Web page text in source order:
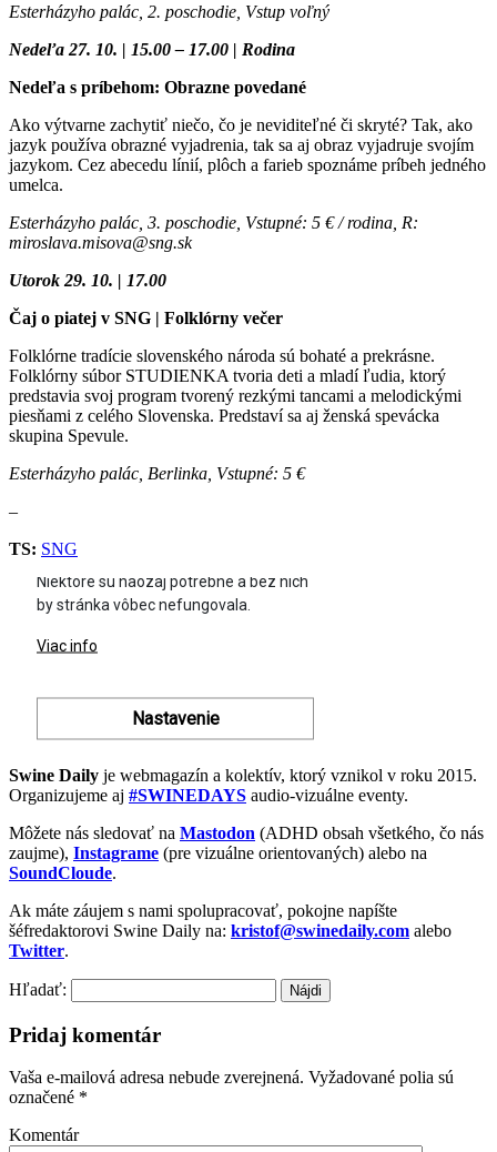
Esterházyho palác, 2. poschodie, Vstup voľný
Nedeľa 27. 10. | 15.00 – 17.00 | Rodina
Nedeľa s príbehom: Obrazne povedané
Ako výtvarne zachytiť niečo, čo je neviditeľné či skryté? Tak, ako
jazyk používa obrazné vyjadrenia, tak sa aj obraz vyjadruje svojím
jazykom. Cez abecedu línií, plôch a farieb spoznáme príbeh jedného
umelca.
Esterházyho palác, 3. poschodie, Vstupné: 5 € / rodina, R:
miroslava.misova@sng.sk
Utorok 29. 10. | 17.00
Čaj o piatej v SNG | Folklórny večer
Folklórne tradície slovenského národa sú bohaté a prekrásne.
Folklórny súbor STUDIENKA tvoria deti a mladí ľudia, ktorý
predstavia svoj program tvorený rezkými tancami a melodickými
piesňami z celého Slovenska. Predstaví sa aj ženská spevácka
skupina Spevule.
Esterházyho palác, Berlinka, Vstupné: 5 €
–
TS: SNG
Swine Daily je webmagazín a kolektív, ktorý vznikol v roku 2015.
Organizujeme aj #SWINEDAYS audio-vizuálne eventy.
Môžete nás sledovať na Mastodon (ADHD obsah všetkého, čo nás
zaujme), Instagrame (pre vizuálne orientovaných) alebo na
SoundCloude.
Ak máte záujem s nami spolupracovať, pokojne napíšte
šéfredaktorovi Swine Daily na: kristof@swinedaily.com alebo
Twitter.
Hľadať:
Pridaj komentár
Vaša e-mailová adresa nebude zverejnená. Vyžadované polia sú
označené *
Komentár